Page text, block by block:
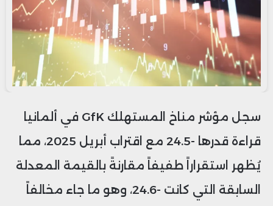
سجل مؤشر مناخ المستهلك GfK في ألمانيا
قراءة قدرها -24.5 مع اقتراب أبريل 2025، مما
يُظهر استقراراً طفيفاً مقارنةً بالقيمة المعدلة
السابقة التي كانت -24.6، وهو ما جاء مخالفاً